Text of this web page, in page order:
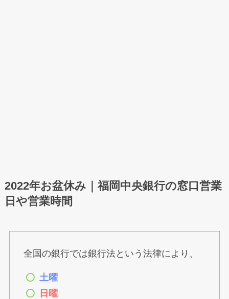
2022年お盆休み｜福岡中央銀行の窓口営業
日や営業時間
全国の銀行では銀行法という法律により、
土曜
日曜